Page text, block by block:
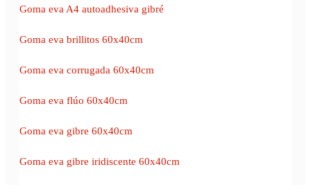
Goma eva A4 autoadhesiva gibré
Goma eva brillitos 60x40cm
Goma eva corrugada 60x40cm
Goma eva flúo 60x40cm
Goma eva gibre 60x40cm
Goma eva gibre iridiscente 60x40cm